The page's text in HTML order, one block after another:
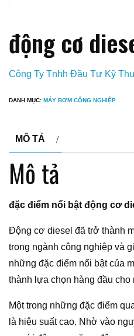
động cơ
Công Ty Tnhh Đầu Tư Kỹ
DANH MỤC: MÁY BƠM CÔNG NGHIỆP
MÔ TẢ
Mô tả
đặc điểm nổi bật động cơ
Động cơ diesel đã trở thành
trong ngành công nghiệp và
những đặc điểm nổi bật của
thành lựa chọn hàng đầu
Một trong những đặc điểm
là hiệu suất cao. Nhờ vào